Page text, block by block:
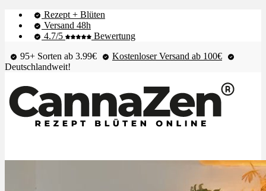
Rezept + Blüten
Versand 48h
4.7/5
Bewertung
95+ Sorten ab 3.99€
Kostenloser Versand ab 100€
Deutschlandweit!